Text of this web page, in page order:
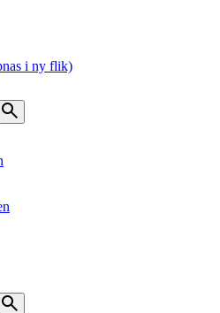
i ny flik)